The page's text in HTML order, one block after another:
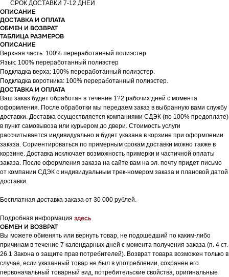
СРОК ДОСТАВКИ 7-12 ДНЕЙ
ОПИСАНИЕ
ДОСТАВКА И ОПЛАТА
ОБМЕН И ВОЗВРАТ
ТАБЛИЦА РАЗМЕРОВ
ОПИСАНИЕ
Верхняя часть: 100% переработанный полиэстер
Язык: 100% переработанный полиэстер
Подкладка верха: 100% переработанный полиэстер.
Подкладка воротника: 100% переработанный полиэстер.
ДОСТАВКА И ОПЛАТА
Ваш заказ будет обработан в течение 1?2 рабочих дней с момента
оформления. После обработки мы передаем заказ в выбранную вами службу
доставки. Доставка осуществляется компаниями СДЭК (по 100% предоплате)
в пункт самовывоза или курьером до двери. Стоимость услуги
рассчитывается индивидуально и будет указана в корзине при оформлении
заказа. Сориентироваться по примерным срокам доставки можно также в
корзине. Доставка исключает возможность примерки и частичной оплаты
заказа. После оформления заказа на сайте вам на эл. почту придет письмо
от компании СДЭК с индивидуальным трек-номером заказа и плановой датой
доставки.
Бесплатная доставка заказа от 30 000 рублей.
Подробная информация здесь
ОБМЕН И ВОЗВРАТ
Вы можете обменять или вернуть товар, не подошедший по каким-либо
причинам в течение 7 календарных дней с момента получения заказа (п. 4 ст.
26.1 Закона о защите прав потребителей). Возврат товара возможен только в
случае, если указанный товар не был в употреблении, сохранен его
первоначальный товарный вид, потребительские свойства, оригинальные